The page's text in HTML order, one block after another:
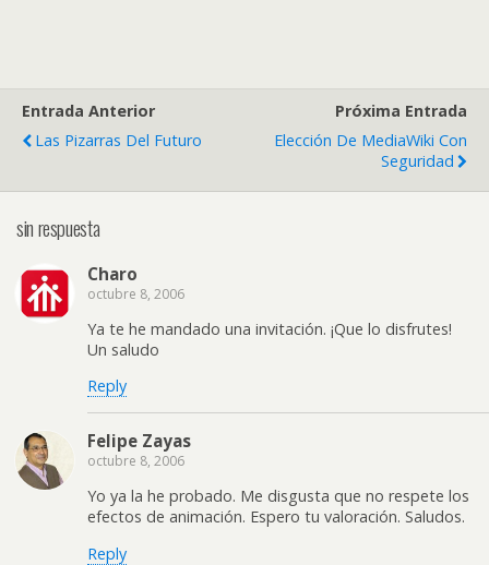
Entrada Anterior
Las Pizarras Del Futuro
Próxima Entrada
Elección De MediaWiki Con
Seguridad
sin respuesta
Charo
octubre 8, 2006
Ya te he mandado una invitación. ¡Que lo disfrutes!
Un saludo
Reply
Felipe Zayas
octubre 8, 2006
Yo ya la he probado. Me disgusta que no respete los
efectos de animación. Espero tu valoración. Saludos.
Reply